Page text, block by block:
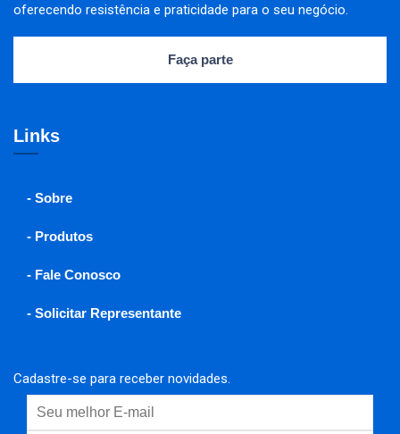
oferecendo resistência e praticidade para o seu negócio.
Faça parte
Links
- Sobre
- Produtos
- Fale Conosco
- Solicitar Representante
Cadastre-se para receber novidades.